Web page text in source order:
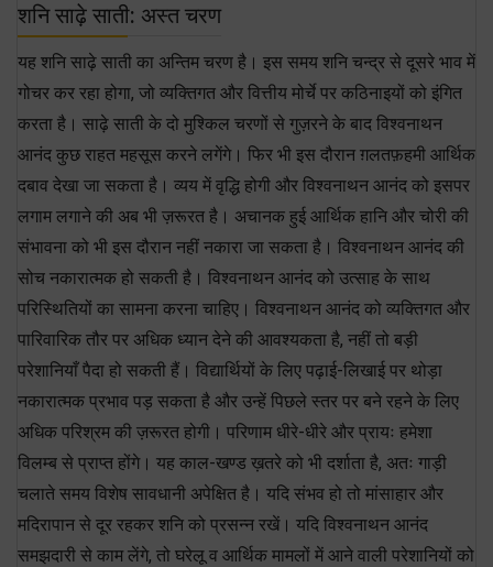
शनि साढ़े साती: अस्त चरण
यह शनि साढ़े साती का अन्तिम चरण है। इस समय शनि चन्द्र से दूसरे भाव में
गोचर कर रहा होगा, जो व्यक्तिगत और वित्तीय मोर्चे पर कठिनाइयों को इंगित
करता है। साढ़े साती के दो मुश्किल चरणों से गुज़रने के बाद विश्वनाथन
आनंद कुछ राहत महसूस करने लगेंगे। फिर भी इस दौरान ग़लतफ़हमी आर्थिक
दबाव देखा जा सकता है। व्यय में वृद्धि होगी और विश्वनाथन आनंद को इसपर
लगाम लगाने की अब भी ज़रूरत है। अचानक हुई आर्थिक हानि और चोरी की
संभावना को भी इस दौरान नहीं नकारा जा सकता है। विश्वनाथन आनंद की
सोच नकारात्मक हो सकती है। विश्वनाथन आनंद को उत्साह के साथ
परिस्थितियों का सामना करना चाहिए। विश्वनाथन आनंद को व्यक्तिगत और
पारिवारिक तौर पर अधिक ध्यान देने की आवश्यकता है, नहीं तो बड़ी
परेशानियाँ पैदा हो सकती हैं। विद्यार्थियों के लिए पढ़ाई-लिखाई पर थोड़ा
नकारात्मक प्रभाव पड़ सकता है और उन्हें पिछले स्तर पर बने रहने के लिए
अधिक परिश्रम की ज़रूरत होगी। परिणाम धीरे-धीरे और प्रायः हमेशा
विलम्ब से प्राप्त होंगे। यह काल-खण्ड ख़तरे को भी दर्शाता है, अतः गाड़ी
चलाते समय विशेष सावधानी अपेक्षित है। यदि संभव हो तो मांसाहार और
मदिरापान से दूर रहकर शनि को प्रसन्न रखें। यदि विश्वनाथन आनंद
समझदारी से काम लेंगे, तो घरेलू व आर्थिक मामलों में आने वाली परेशानियों को